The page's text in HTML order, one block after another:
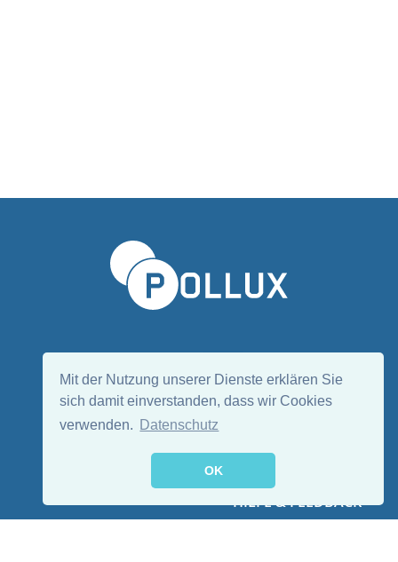
Mit der Nutzung unserer Dienste erklären Sie
sich damit einverstanden, dass wir Cookies
verwenden.
Datenschutz
OK
HILFE & FEEDBACK
EN